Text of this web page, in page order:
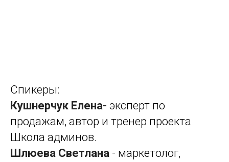
Спикеры:
Кушнерчук Елена- эксперт по
продажам, автор и тренер проекта
Школа админов.
Шлюева Светлана - маркетолог,